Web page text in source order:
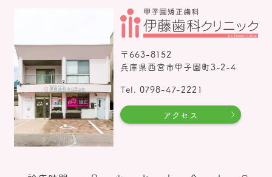
〒663-8152
兵庫県西宮市甲子園町3-2-4
Tel. 0798-47-2221
アクセス